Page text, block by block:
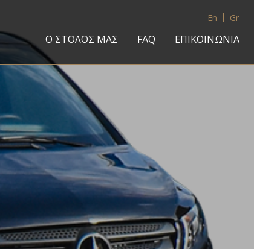
En Gr
Ο ΣΤΟΛΟΣ ΜΑΣ FAQ ΕΠΙΚΟΙΝΩΝΙΑ